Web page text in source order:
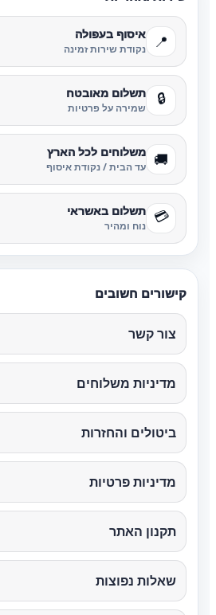
📍 איסוף בעפולה
נקודת שירות זמינה
🔒 תשלום מאובטח
שמירה על פרטיות
🚚 משלוחים לכל הארץ
עד הבית / נקודת איסוף
💳 תשלום באשראי
נוח ומהיר
קישורים חשובים
צור קשר
מדיניות משלוחים
ביטולים והחזרות
מדיניות פרטיות
תקנון האתר
שאלות נפוצות